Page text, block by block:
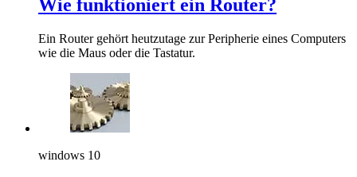
Wie funktioniert ein Router?
Ein Router gehört heutzutage zur Peripherie eines Computers
wie die Maus oder die Tastatur.
windows 10